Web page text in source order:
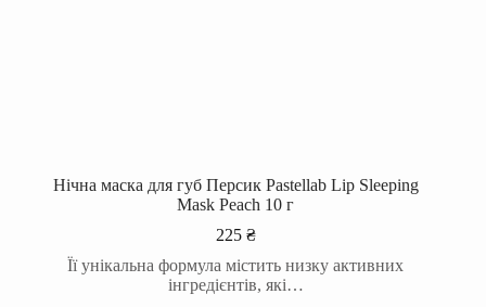
Нічна маска для губ Персик Pastellab Lip Sleeping
Mask Peach 10 г
225 ₴
Її унікальна формула містить низку активних
інгредієнтів, які…